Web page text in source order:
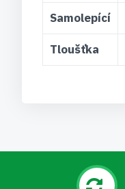
Samolepící
Tloušťka